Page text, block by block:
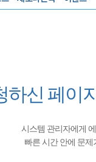
하신 페이
시스템 관리자에게
빠른 시간 안에 문